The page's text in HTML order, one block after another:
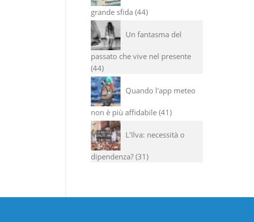
grande sfida 44
Un fantasma del
passato che vive nel presente
44
Quando l'app meteo
non è più affidabile 41
L’Ilva: necessità o
dipendenza? 31